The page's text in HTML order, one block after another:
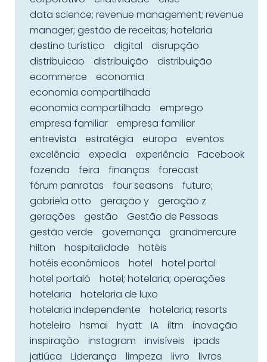
data science; revenue management; revenue
manager; gestão de receitas; hotelaria
destino turístico
digital
disrupção
distribuicao
distribuição
distribuição
ecommerce
economia
economia compartilhada
economia compartilhada
emprego
empresa familiar
empresa familiar
entrevista
estratégia europa
eventos
excelência
expedia experiência
Facebook
fazenda
feira finanças
forecast
fórum panrotas
four seasons
futuro;
gabriela otto
geração y
geração z
gerações
gestão
Gestão de Pessoas
gestão verde
governança
grandmercure
hilton
hospitalidade
hotéis
hotéis econômicos
hotel
hotel portal
hotel portaló
hotel; hotelaria; operações
hotelaria
hotelaria de luxo
hotelaria independente
hotelaria; resorts
hoteleiro
hsmai hyatt IA iltm
inovação
inspiração
instagram invisíveis
ipads
jatiúca
Liderança limpeza livro
livros